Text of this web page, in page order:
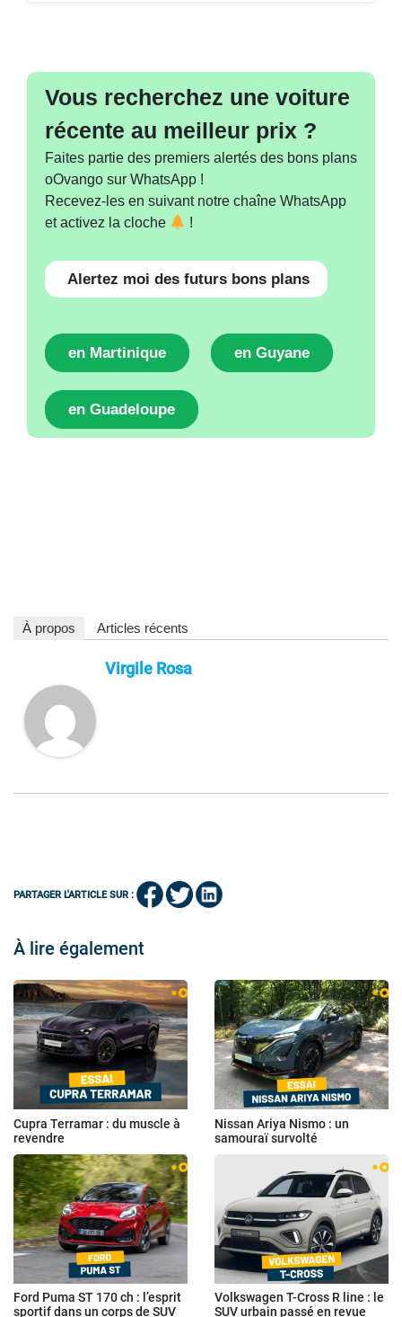
Vous recherchez une voiture
récente au meilleur prix ?
Faites partie des premiers alertés des bons plans
oOvango sur WhatsApp !
Recevez-les en suivant notre chaîne WhatsApp
et activez la cloche
!
Alertez moi des futurs bons plans
en Martinique en Guyane
en Guadeloupe
À propos Articles récents
Virgile Rosa
PARTAGER L'ARTICLE SUR :
À lire également
Cupra Terramar : du muscle à
revendre
Nissan Ariya Nismo : un
samouraï survolté
Ford Puma ST 170 ch : l’esprit
sportif dans un corps de SUV
Volkswagen T-Cross R line : le
SUV urbain passé en revue